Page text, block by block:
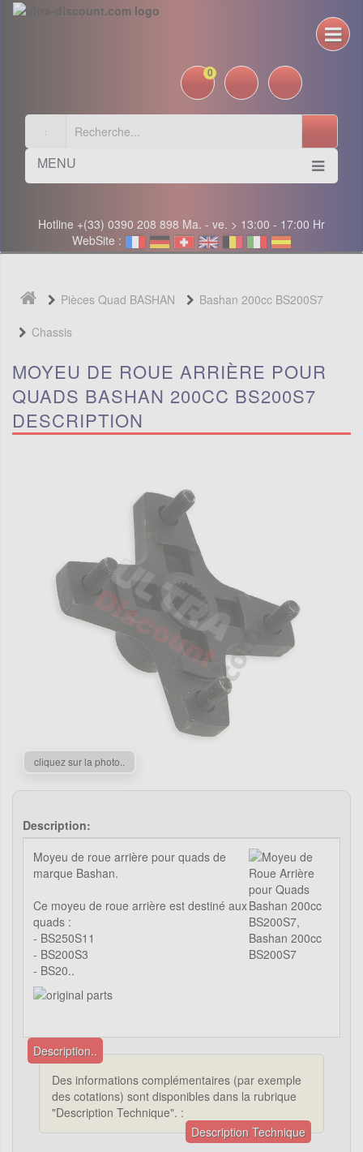
0
MENU
Hotline +(33) 0390 208 898 Ma. - ve. > 13:00 - 17:00 Hr
WebSite :
Pièces Quad BASHAN
Bashan 200cc BS200S7
Chassis
MOYEU DE ROUE ARRIÈRE POUR
QUADS BASHAN 200CC BS200S7
DESCRIPTION
cliquez sur la photo..
Description:
Moyeu de roue arrière pour quads de
marque Bashan.
Ce moyeu de roue arrière est destiné aux
quads :
- BS250S11
- BS200S3
- BS20..
Description..
Des informations complémentaires (par exemple
des cotations) sont disponibles dans la rubrique
"Description Technique". :
Description Technique